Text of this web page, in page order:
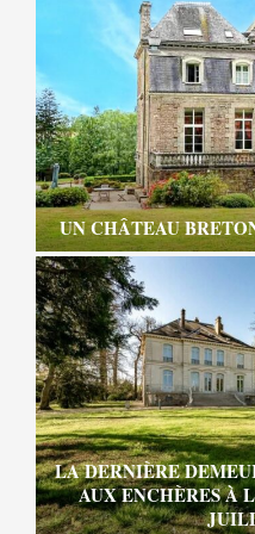
UN CHÂTEAU
LA DERNIÈRE
AUX ENCHÈRES À